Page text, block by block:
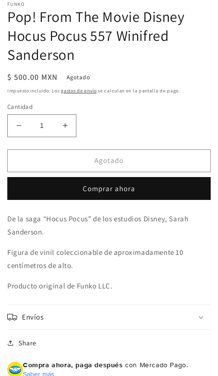
una
ventana
modal
FUNKO
Pop! From The Movie Disney
Hocus Pocus 557 Winifred
Sanderson
Precio
habitual
$ 500.00 MXN Agotado
Impuesto incluido. Losgastos de envío se calculan en la pantalla de pago.
Cantidad
Reducir
cantidad
para
From
Disney
Pocus
557
Sanderson
Aumentar
cantidad
para
From
Movie
Disney
Pocus
Sanderson
Agotado
Comprar ahora
De la saga “Hocus Pocus” de los estudios Disney, Sarah
Sanderson.
Figura de vinil coleccionable de aproximadamente 10
centímetros de alto.
Producto original de Funko LLC.
Envíos
Share
Compra ahora, paga después con Mercado Pago.
Saber más